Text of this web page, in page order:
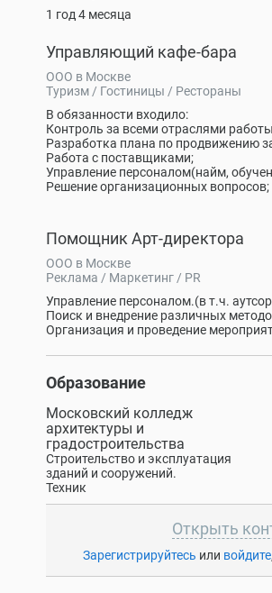
1 год 4 месяца
Управляющий кафе-бара
ООО в Москве
Туризм / Гостиницы / Рестораны
В обязанности входило:
Контроль за всеми отраслями
Разработка плана по продвижению
Работа с поставщиками;
Управление персоналом(найм,
Решение организационных вопросов;
Помощник Арт-директора
ООО в Москве
Реклама / Маркетинг / PR
Управление персоналом.(в т.ч.
Поиск и внедрение различных
Организация и проведение
Образование
Московский колледж
архитектуры и
градостроительства
Строительство и эксплуатация
зданий и сооружений.
Техник
Открыть
Зарегистрируйтесь или войдите